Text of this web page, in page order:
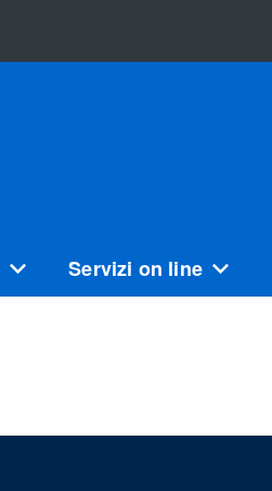
Servizi on line